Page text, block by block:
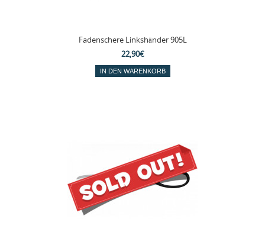
Fadenschere Linkshänder 905L
22,90€